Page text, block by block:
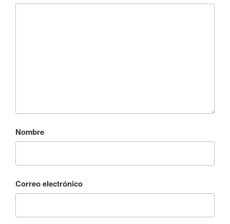
Nombre
Correo electrónico